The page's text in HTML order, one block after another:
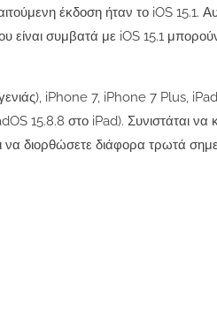
έκδοση ήταν το iOS 15.1.
είναι συμβατά με iOS 15.1
iPhone 7, iPhone 7 Plus,
15.8.8 στο iPad). Συνιστάται να
να διορθώσετε διάφορα τρωτά